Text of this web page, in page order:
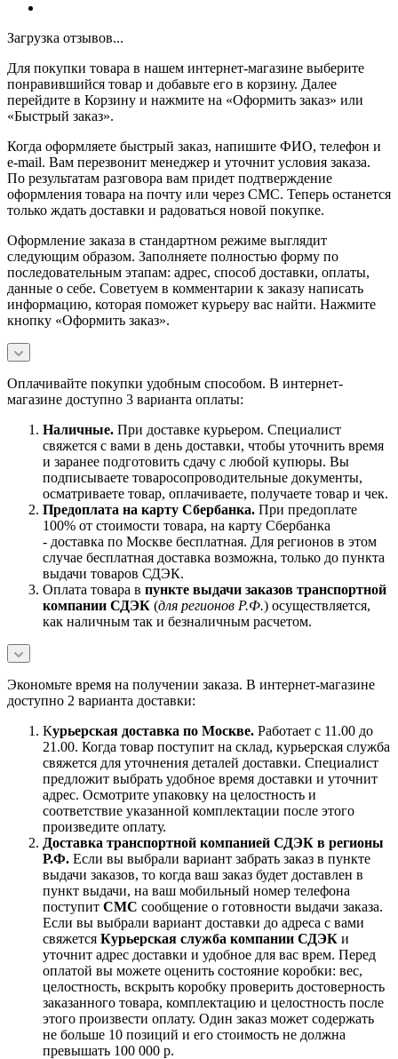
Загрузка отзывов...
Для покупки товара в нашем интернет-магазине выберите
понравившийся товар и добавьте его в корзину. Далее
перейдите в Корзину и нажмите на «Оформить заказ» или
«Быстрый заказ».
Когда оформляете быстрый заказ, напишите ФИО, телефон и
e-mail. Вам перезвонит менеджер и уточнит условия заказа.
По результатам разговора вам придет подтверждение
оформления товара на почту или через СМС. Теперь останется
только ждать доставки и радоваться новой покупке.
Оформление заказа в стандартном режиме выглядит
следующим образом. Заполняете полностью форму по
последовательным этапам: адрес, способ доставки, оплаты,
данные о себе. Советуем в комментарии к заказу написать
информацию, которая поможет курьеру вас найти. Нажмите
кнопку «Оформить заказ».
Оплачивайте покупки удобным способом. В интернет-
магазине доступно 3 варианта оплаты:
Наличные. При доставке курьером. Специалист
свяжется с вами в день доставки, чтобы уточнить время
и заранее подготовить сдачу с любой купюры. Вы
подписываете товаросопроводительные документы,
осматриваете товар, оплачиваете, получаете товар и чек.
Предоплата на карту Сбербанка. При предоплате
100% от стоимости товара, на карту Сбербанка
- доставка по Москве бесплатная. Для регионов в этом
случае бесплатная доставка возможна, только до пункта
выдачи товаров СДЭК.
Оплата товара в пункте выдачи заказов транспортной
компании СДЭК (для регионов Р.Ф.) осуществляется,
как наличным так и безналичным расчетом.
Экономьте время на получении заказа. В интернет-магазине
доступно 2 варианта доставки:
Курьерская доставка по Москве. Работает с 11.00 до
21.00. Когда товар поступит на склад, курьерская служба
свяжется для уточнения деталей доставки. Специалист
предложит выбрать удобное время доставки и уточнит
адрес. Осмотрите упаковку на целостность и
соответствие указанной комплектации после этого
произведите оплату.
Доставка транспортной компанией СДЭК в регионы
Р.Ф. Если вы выбрали вариант забрать заказ в пункте
выдачи заказов, то когда ваш заказ будет доставлен в
пункт выдачи, на ваш мобильный номер телефона
поступит СМС сообщение о готовности выдачи заказа.
Если вы выбрали вариант доставки до адреса с вами
свяжется Курьерская служба компании СДЭК и
уточнит адрес доставки и удобное для вас врем. Перед
оплатой вы можете оценить состояние коробки: вес,
целостность, вскрыть коробку проверить достоверность
заказанного товара, комплектацию и целостность после
этого произвести оплату. Один заказ может содержать
не больше 10 позиций и его стоимость не должна
превышать 100 000 р.